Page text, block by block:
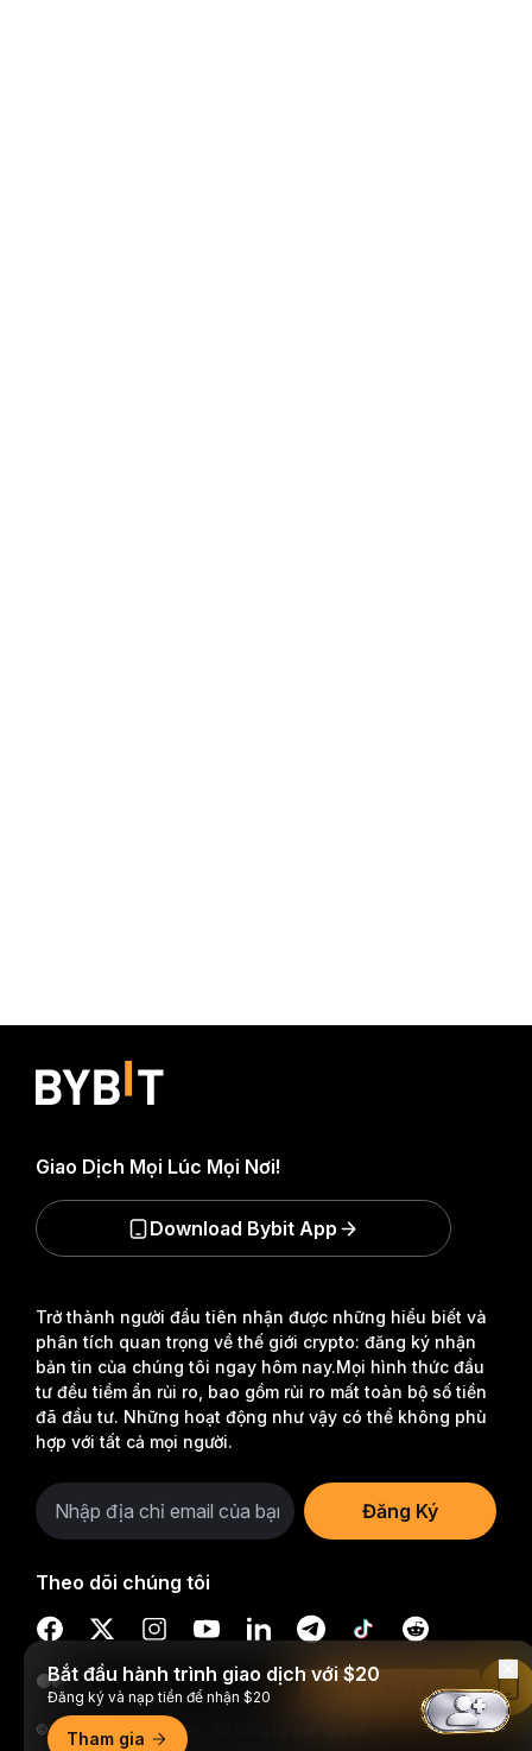
Trở thành người đầu tiên nhận được những hiểu biết và
phân tích quan trọng về thế giới crypto: đăng ký nhận
bản tin của chúng tôi ngay hôm nay.Mọi hình thức đầu
tư đều tiềm ẩn rủi ro, bao gồm rủi ro mất toàn bộ số tiền
đã đầu tư. Những hoạt động như vậy có thể không phù
hợp với tất cả mọi người.
Đăng Ký
Theo dõi chúng tôi
© 2018-2026 Bybit.com. Đã đăng ký bản quyền.
Giao Dịch Mọi Lúc Mọi Nơi!
Download Bybit App
Bắt đầu hành trình giao dịch với $20
Đăng ký và nạp tiền để nhận $20
Tham gia
Đọc Trên Bybit App